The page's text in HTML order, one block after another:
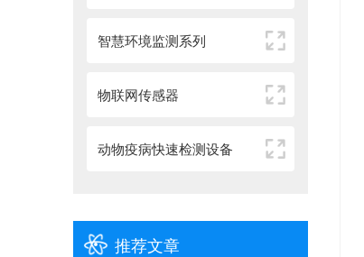
智慧环境监测系列
物联网传感器
动物疫病快速检测设备
推荐文章